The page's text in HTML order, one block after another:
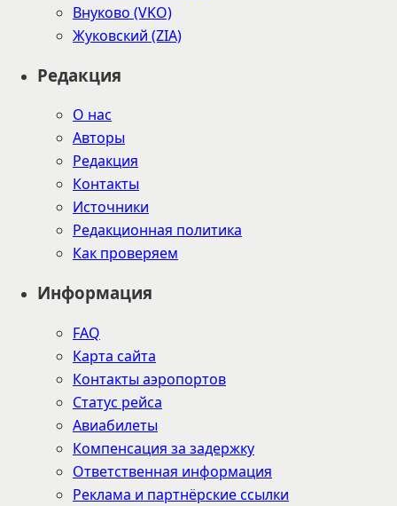
Внуково (VKO)
Жуковский (ZIA)
Редакция
О нас
Авторы
Редакция
Контакты
Источники
Редакционная политика
Как проверяем
Информация
FAQ
Карта сайта
Контакты аэропортов
Статус рейса
Авиабилеты
Компенсация за задержку
Ответственная информация
Реклама и партнёрские ссылки